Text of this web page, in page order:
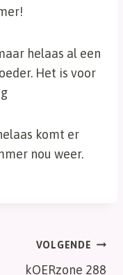
helaas al een
Het is voor
komt er
nou weer.
VOLGENDE
kOERzone 288